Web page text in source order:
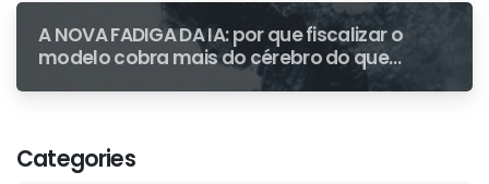
A NOVA FADIGA DA IA: por que fiscalizar o
modelo cobra mais do cérebro do que
Categories